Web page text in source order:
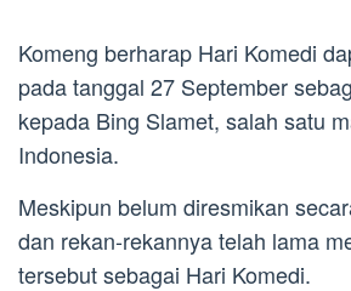
Komeng berharap Hari Komedi
pada tanggal 27 September
kepada Bing Slamet, salah satu
Indonesia.
Meskipun belum diresmikan
dan rekan-rekannya telah lama
tersebut sebagai Hari Komedi.